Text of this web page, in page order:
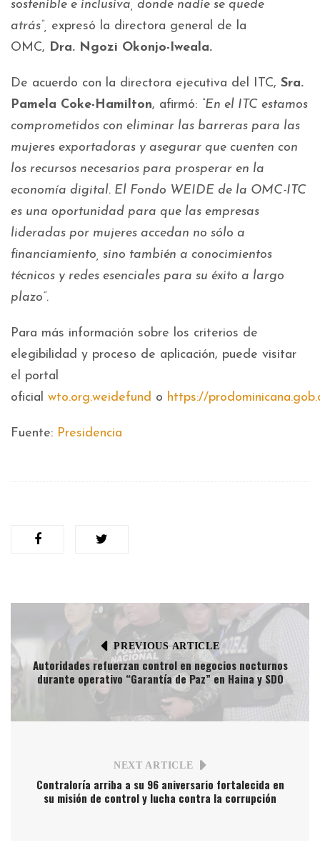
sostenible e inclusiva, donde nadie se quede
atrás”, expresó la directora general de la
OMC, Dra. Ngozi Okonjo-Iweala.
De acuerdo con la directora ejecutiva del ITC, Sra.
Pamela Coke-Hamilton, afirmó: “En el ITC estamos
comprometidos con eliminar las barreras para las
mujeres exportadoras y asegurar que cuenten con
los recursos necesarios para prosperar en la
economía digital. El Fondo WEIDE de la OMC-ITC
es una oportunidad para que las empresas
lideradas por mujeres accedan no sólo a
financiamiento, sino también a conocimientos
técnicos y redes esenciales para su éxito a largo
plazo”.
Para más información sobre los criterios de
elegibilidad y proceso de aplicación, puede visitar
el portal
oficial wto.org.weidefund o https://
Fuente: Presidencia
PREVIOUS ARTICLE
Autoridades refuerzan control en negocios nocturnos
durante operativo “Garantía de Paz” en Haina y SDO
NEXT ARTICLE
Contraloría arriba a su 96 aniversario fortalecida en
su misión de control y lucha contra la corrupción